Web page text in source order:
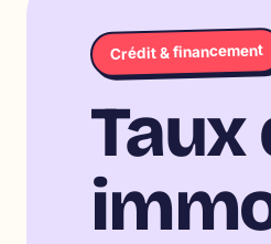
Crédit & financement